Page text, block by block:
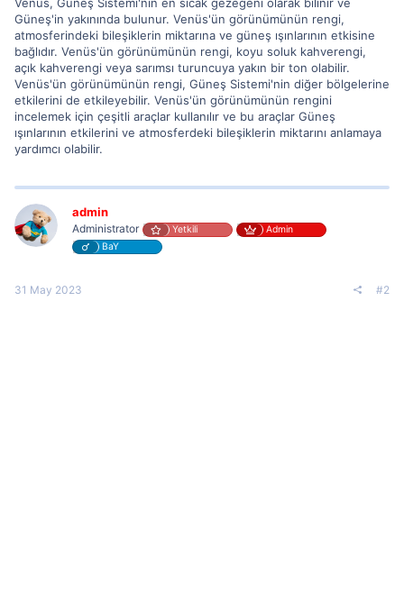
Güneş'in yakınında bulunur. Venüs'ün görünümünün rengi,
atmosferindeki bileşiklerin miktarına ve güneş ışınlarının etkisine
bağlıdır. Venüs'ün görünümünün rengi, koyu soluk kahverengi,
açık kahverengi veya sarımsı turuncuya yakın bir ton olabilir.
Venüs'ün görünümünün rengi, Güneş Sistemi'nin diğer bölgelerine
etkilerini de etkileyebilir. Venüs'ün görünümünün rengini
incelemek için çeşitli araçlar kullanılır ve bu araçlar Güneş
ışınlarının etkilerini ve atmosferdeki bileşiklerin miktarını anlamaya
yardımcı olabilir.
admin
Administrator Yetkili
Admin
BaY
31 May 2023 #2